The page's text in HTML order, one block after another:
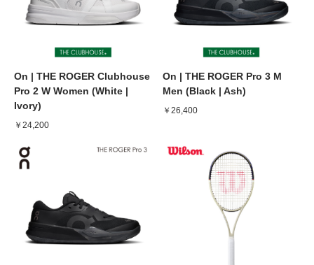
On | THE ROGER Clubhouse
Pro 2 W Women (White |
Ivory)
￥24,200
On | THE ROGER Pro 3 M
Men (Black | Ash)
￥26,400